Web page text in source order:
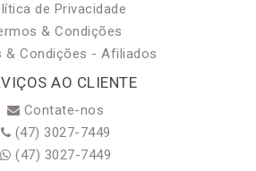
de Privacidade
& Condições
& Condições - Afiliados
AO CLIENTE
Contate-nos
(47) 3027-7449
(47) 3027-7449